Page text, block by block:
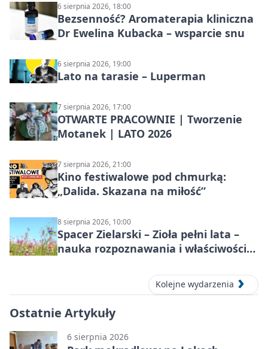
6 sierpnia 2026, 18:00
Bezsenność? Aromaterapia kliniczna
Dr Ewelina Kubacka – wsparcie snu
6 sierpnia 2026, 19:00
Lato na tarasie – Luperman
7 sierpnia 2026, 17:00
OTWARTE PRACOWNIE | Tworzenie
Motanek | LATO 2026
7 sierpnia 2026, 21:00
Kino festiwalowe pod chmurką:
„Dalida. Skazana na miłość”
8 sierpnia 2026, 10:00
Spacer Zielarski – Zioła pełni lata –
nauka rozpoznawania i właściwości
Kolejne wydarzenia
Ostatnie Artykuły
6 sierpnia 2026